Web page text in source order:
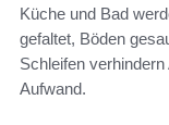
Küche und Bad
gefaltet, Böden
Schleifen
Aufwand.